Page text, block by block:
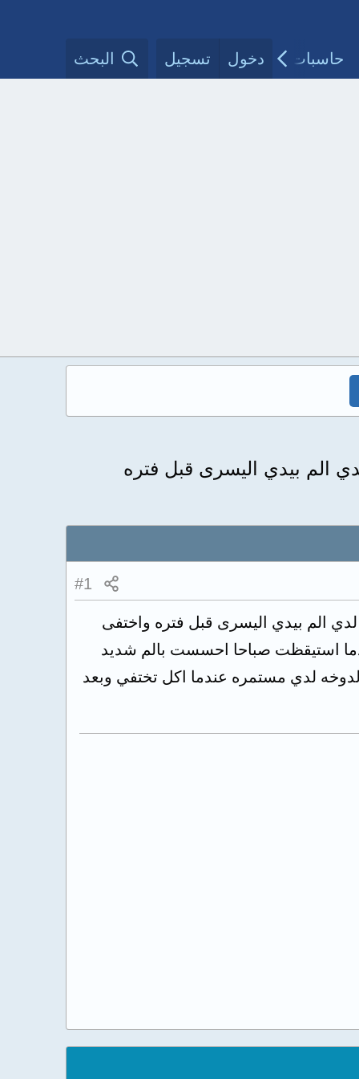
حاسبات طبية مقالات الأطباءدخول تسجيل البحث
وكان لدي الم بيدي اليسرى قبل فتره
#1
وكان لدي الم بيدي اليسرى قبل فتره واختفى
استيقظت صباحا احسست بالم شديد
الى 5دقائق واختفى الالم لكن الدوخه لدي مستمره عندما اكل تختفي وبعد